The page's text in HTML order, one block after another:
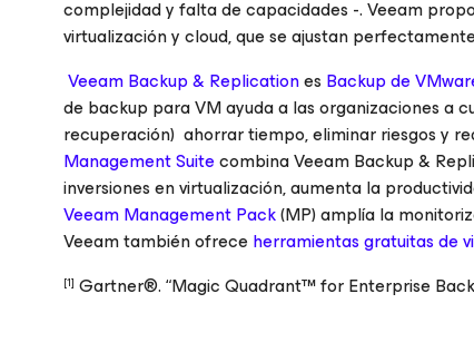
complejidad y falta de capacidades -. Veeam
virtualización y cloud, que se ajustan
Veeam Backup & Replicationes Backup de
de backup para VM ayuda a las organizaciones a
recuperación) ahorrar tiempo, eliminar riesgos y
Management Suitecombina Veeam Backup &
inversiones en virtualización, aumenta la
Veeam Management Pack(MP) amplía la
Veeam también ofrece herramientas gratuitas de
[1] Gartner®. “Magic Quadrant™ for Enterprise